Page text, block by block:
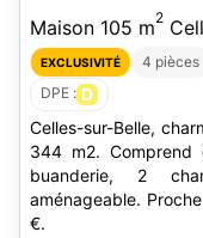
Maison 105 m2
EXCLUSIVITÉ 4 pièces
DPE : D
Celles-sur-Belle,
344 m2. Comprend
buanderie, 2
aménageable.
€.